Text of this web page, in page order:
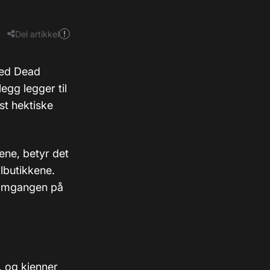
Del artikkel
Dead
legger til
hektiske
betyr det
på
og kjenner